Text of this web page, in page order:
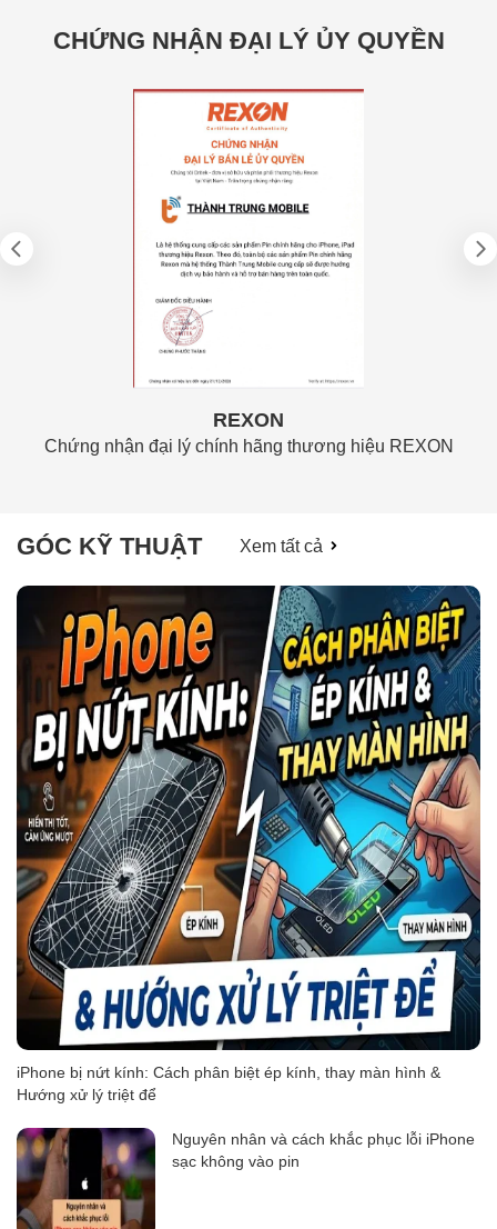
CHỨNG NHẬN ĐẠI LÝ ỦY QUYỀN
REXON
Chứng nhận đại lý chính hãng thương hiệu REXON
GÓC KỸ THUẬT Xem tất cả
iPhone bị nứt kính: Cách phân biệt ép kính, thay màn hình &
Hướng xử lý triệt để
Nguyên nhân và cách khắc phục lỗi iPhone
sạc không vào pin